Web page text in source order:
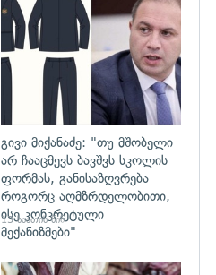
გივი მიქანაძე: "თუ მშობელი
არ ჩააცმევს ბავშვს სკოლის
ფორმას, განისაზღვრება
როგორც აღმზრდელობითი,
ისე კონკრეტული
მექანიზმები"
13 საათის წინ